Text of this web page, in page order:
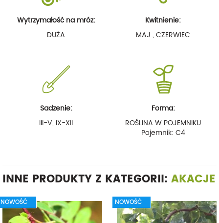
Wytrzymałość na mróz:
DUŻA
Kwitnienie:
MAJ , CZERWIEC
Sadzenie:
III-V, IX-XII
Forma:
ROŚLINA W POJEMNIKU
Pojemnik: C4
INNE PRODUKTY Z KATEGORII: AKACJE
NOWOŚĆ NOWOŚĆ